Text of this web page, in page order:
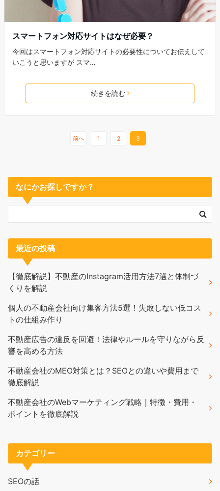
スマートフォン対応サイトはなぜ必要？
今回はスマートフォン対応サイトの必要性についてお伝えして
いこうと思いますが スマ…
続きを読む
前へ 1 2 3
なにかお探しですか？
最近の投稿
【徹底解説】不動産のInstagram活用方法7選と体制づ
くりを解説
個人の不動産会社向け集客方法5選！失敗しない低コス
トの仕組み作り
不動産広告の違反を回避！法律やルールを守りながら反
響を高める方法
不動産会社のMEO対策とは？SEOとの違いや費用まで
徹底解説
不動産会社のWebマーケティング戦略｜特徴・費用・
ポイントを徹底解説
カテゴリー
SEOの話